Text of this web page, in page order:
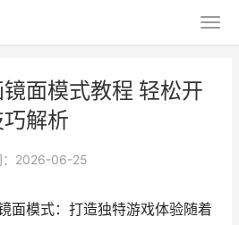
面模式教程 轻松开
解析
：2026-06-25
面模式：打造独特游戏体验随着